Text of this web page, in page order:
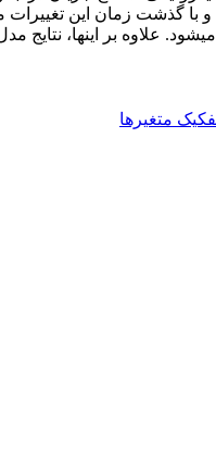
علاوه بر این‏ها،
متغیرها